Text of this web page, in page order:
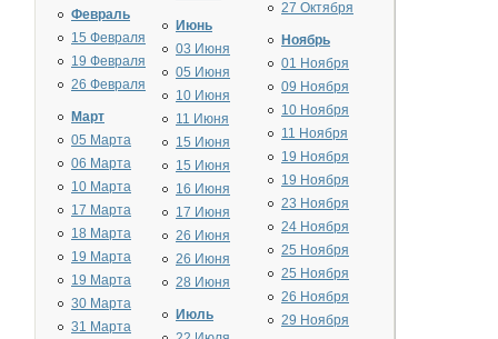
Февраль
15 Февраля
19 Февраля
26 Февраля
Март
05 Марта
06 Марта
10 Марта
17 Марта
18 Марта
19 Марта
19 Марта
30 Марта
31 Марта
Июнь
03 Июня
05 Июня
10 Июня
11 Июня
15 Июня
15 Июня
16 Июня
17 Июня
26 Июня
26 Июня
28 Июня
Июль
27 Октября
Ноябрь
01 Ноября
09 Ноября
10 Ноября
11 Ноября
19 Ноября
19 Ноября
23 Ноября
24 Ноября
25 Ноября
25 Ноября
26 Ноября
29 Ноября